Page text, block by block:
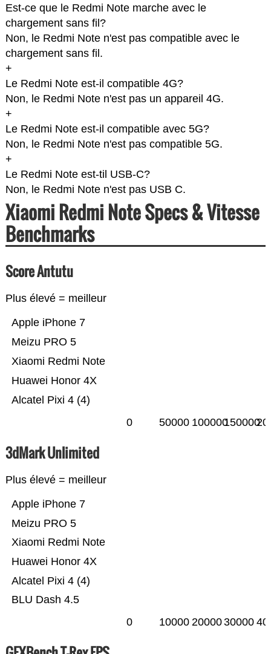
Est-ce que le Redmi Note marche avec le
chargement sans fil?
Non, le Redmi Note n'est pas compatible avec le
chargement sans fil.
+
Le Redmi Note est-il compatible 4G?
Non, le Redmi Note n'est pas un appareil 4G.
+
Le Redmi Note est-il compatible avec 5G?
Non, le Redmi Note n'est pas compatible 5G.
+
Le Redmi Note est-til USB-C?
Non, le Redmi Note n'est pas USB C.
Xiaomi Redmi Note Specs & Vitesse
Benchmarks
Score Antutu
Plus élevé = meilleur
Alcatel Pixi 4 (4)
Huawei Honor 4X
Xiaomi Redmi Note
Meizu PRO 5
Apple iPhone 7
0 50000 100000150000
3dMark Unlimited
Plus élevé = meilleur
BLU Dash 4.5
Alcatel Pixi 4 (4)
Huawei Honor 4X
Xiaomi Redmi Note
Meizu PRO 5
Apple iPhone 7
0 10000 2000030000